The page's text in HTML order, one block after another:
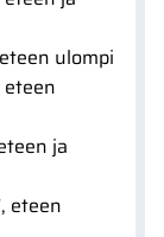
ulompi
ja
eteen